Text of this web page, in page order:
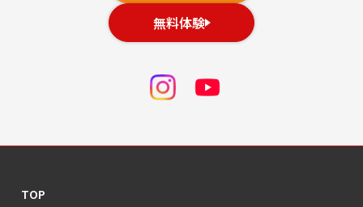
無料体験
TOP